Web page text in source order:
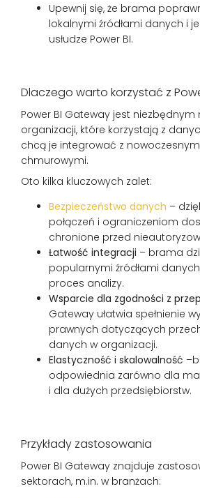
Upewnij się, że brama
lokalnymi źródłami danych i
usłudze Power BI.
Dlaczego warto korzystać z
Power BI Gateway jest
organizacji, które korzystają z
chcą je integrować z
chmurowymi.
Oto kilka kluczowych zalet:
Bezpieczeństwo danych –
połączeń i ograniczeniom
chronione przed
Łatwość integracji – brama
popularnymi źródłami
proces analizy.
Wsparcie dla zgodności z
Gateway ułatwia spełnienie
prawnych dotyczących
danych w organizacji.
Elastyczność i skalowalność
odpowiednia zarówno dla
i dla dużych przedsiębiorstw.
Przykłady zastosowania
Power BI Gateway znajduje
sektorach, m.in. w branżach: